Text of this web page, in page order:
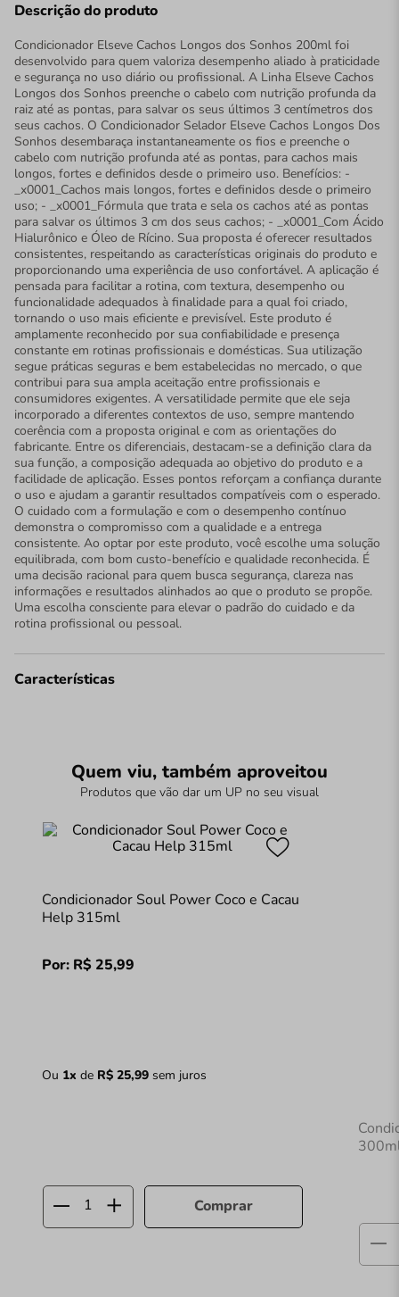
Descrição do produto
Condicionador Elseve Cachos Longos dos Sonhos 200ml foi
desenvolvido para quem valoriza desempenho aliado à praticidade
e segurança no uso diário ou profissional. A Linha Elseve Cachos
Longos dos Sonhos preenche o cabelo com nutrição profunda da
raiz até as pontas, para salvar os seus últimos 3 centímetros dos
seus cachos. O Condicionador Selador Elseve Cachos Longos Dos
Sonhos desembaraça instantaneamente os fios e preenche o
cabelo com nutrição profunda até as pontas, para cachos mais
longos, fortes e definidos desde o primeiro uso. Benefícios: -
_x0001_Cachos mais longos, fortes e definidos desde o primeiro
uso; - _x0001_Fórmula que trata e sela os cachos até as pontas
para salvar os últimos 3 cm dos seus cachos; - _x0001_Com Ácido
Hialurônico e Óleo de Rícino. Sua proposta é oferecer resultados
consistentes, respeitando as características originais do produto e
proporcionando uma experiência de uso confortável. A aplicação é
pensada para facilitar a rotina, com textura, desempenho ou
funcionalidade adequados à finalidade para a qual foi criado,
tornando o uso mais eficiente e previsível. Este produto é
amplamente reconhecido por sua confiabilidade e presença
constante em rotinas profissionais e domésticas. Sua utilização
segue práticas seguras e bem estabelecidas no mercado, o que
contribui para sua ampla aceitação entre profissionais e
consumidores exigentes. A versatilidade permite que ele seja
incorporado a diferentes contextos de uso, sempre mantendo
coerência com a proposta original e com as orientações do
fabricante. Entre os diferenciais, destacam-se a definição clara da
sua função, a composição adequada ao objetivo do produto e a
facilidade de aplicação. Esses pontos reforçam a confiança durante
o uso e ajudam a garantir resultados compatíveis com o esperado.
O cuidado com a formulação e com o desempenho contínuo
demonstra o compromisso com a qualidade e a entrega
consistente. Ao optar por este produto, você escolhe uma solução
equilibrada, com bom custo-benefício e qualidade reconhecida. É
uma decisão racional para quem busca segurança, clareza nas
informações e resultados alinhados ao que o produto se propõe.
Uma escolha consciente para elevar o padrão do cuidado e da
rotina profissional ou pessoal.
Características
Quem viu, também aproveitou
Produtos que vão dar um UP no seu visual
Condicionador Soul Power Coco e Cacau
Help 315ml
Por: R$ 25,99
Ou 1x de R$ 25,99sem juros
Comprar